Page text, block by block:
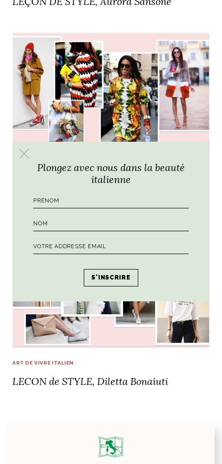
ART DE VIVRE ITALIEN
LEÇON DE STYLE, VIVIANA
VOLPICELLA
ART DE VIVRE ITALIEN
LECON de STYLE, Diletta Bonaiuti
Plongez avec nous dans la beauté
italienne